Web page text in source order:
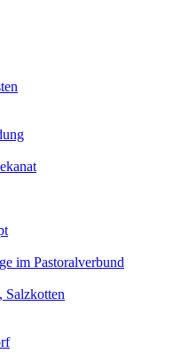
im Pastoralverbund
Salzkotten